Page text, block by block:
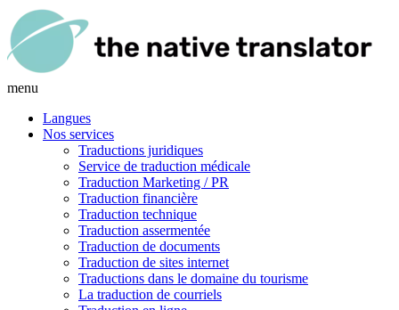
menu
Langues
Nos services
Traductions juridiques
Service de traduction médicale
Traduction Marketing / PR
Traduction financière
Traduction technique
Traduction assermentée
Traduction de documents
Traduction de sites internet
Traductions dans le domaine du tourisme
La traduction de courriels